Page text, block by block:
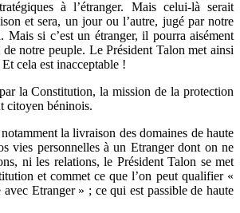
à l’étranger. Mais celui-là serait
et sera, un jour ou l’autre, jugé par notre
Mais si c’est un étranger, il pourra aisément
notre peuple. Le Président Talon met ainsi
cela est inacceptable !
la Constitution, la mission de la protection
citoyen béninois.
la livraison des domaines de haute
vies personnelles à un Etranger dont on ne
ni les relations, le Président Talon se met
et commet ce que l’on peut qualifier «
Etranger » ; ce qui est passible de haute